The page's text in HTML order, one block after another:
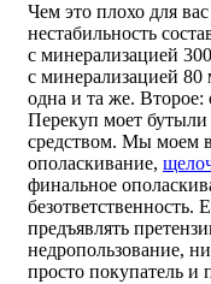
Чем это плохо для
нестабильность
с минерализацией
с минерализацией 80
одна и та же. Второе:
Перекуп моет
средством. Мы моем
ополаскивание,
финальное
безответственность.
предъявлять
недропользование,
просто покупатель и